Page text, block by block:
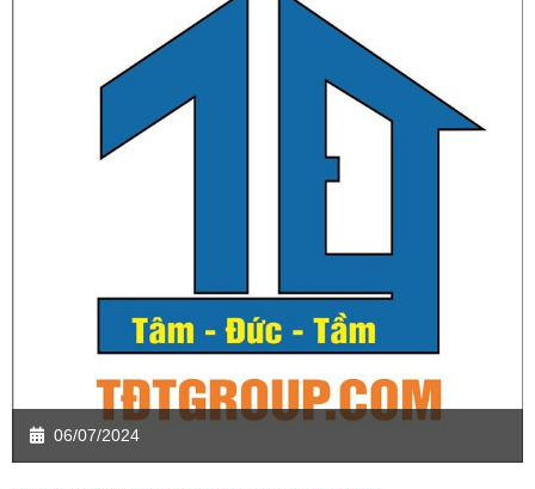
06/07/2024